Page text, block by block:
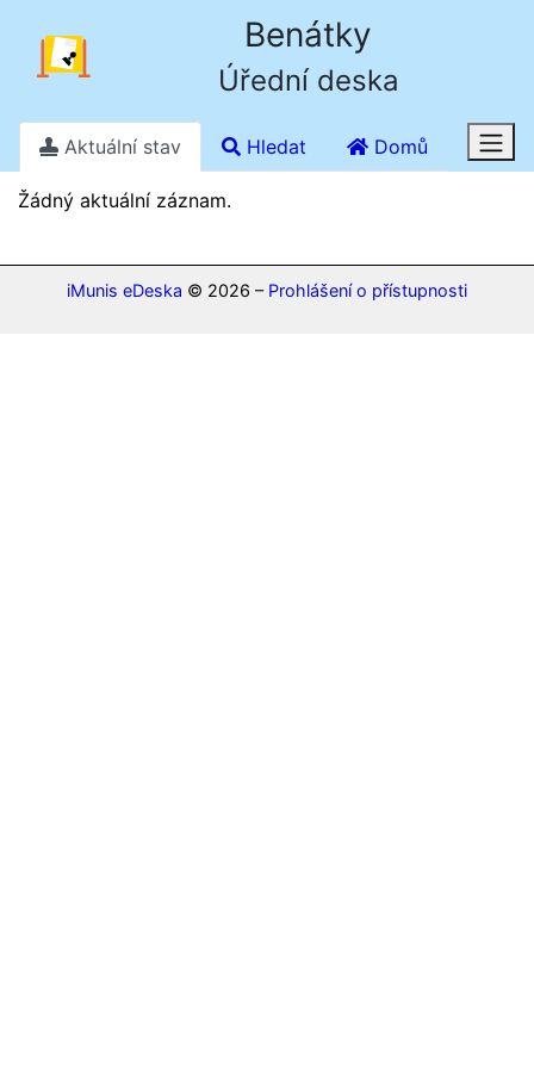
Benátky
Úřední deska
Aktuální stav Hledat Domů
Stav k 7. 8. 2026 10.18
Žádný aktuální záznam.
iMunis eDeska © 2026 – Prohlášení o přístupnosti